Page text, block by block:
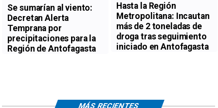
Se sumarían al viento:
Decretan Alerta
Temprana por
precipitaciones para la
Región de Antofagasta
Hasta la Región
Metropolitana: Incautan
más de 2 toneladas de
droga tras seguimiento
iniciado en Antofagasta
MÁS RECIENTES